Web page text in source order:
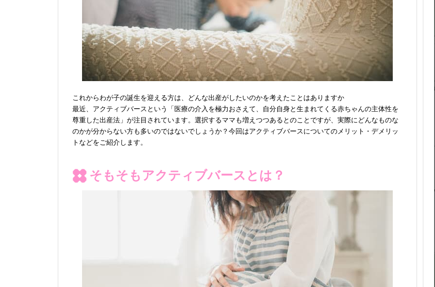
これからわが子の誕生を迎える方は、どんな出産がしたいのかを考えたことはありますか
最近、アクティブバースという「医療の介入を極力おさえて、自分自身と生まれてくる赤ちゃんの主体性を
尊重した出産法」が注目されています。選択するママも増えつつあるとのことですが、実際にどんなものな
のかが分からない方も多いのではないでしょうか？今回はアクティブバースについてのメリット・デメリッ
トなどをご紹介します。
そもそもアクティブバースとは？